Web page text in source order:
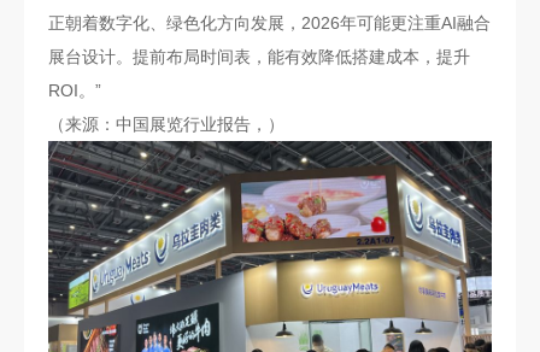
正朝着数字化、绿色化方向发展，2026年可能更注重AI融合
展台设计。提前布局时间表，能有效降低搭建成本，提升
ROI。”
（来源：中国展览行业报告，）